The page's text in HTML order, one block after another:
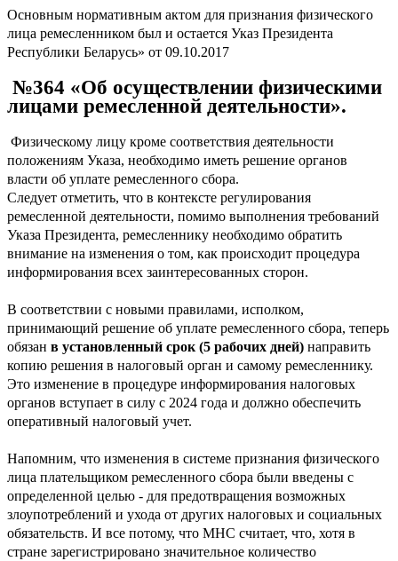
Основным нормативным актом для признания физического
лица ремесленником был и остается Указ Президента
Республики Беларусь» от 09.10.2017
№364 «Об осуществлении физическими
лицами ремесленной деятельности».
Физическому лицу кроме соответствия деятельности
положениям Указа, необходимо иметь решение органов
власти об уплате ремесленного сбора.
Следует отметить, что в контексте регулирования
ремесленной деятельности, помимо выполнения требований
Указа Президента, ремесленнику необходимо обратить
внимание на изменения о том, как происходит процедура
информирования всех заинтересованных сторон.
В соответствии с новыми правилами, исполком,
принимающий решение об уплате ремесленного сбора, теперь
обязан в установленный срок (5 рабочих дней) направить
копию решения в налоговый орган и самому ремесленнику.
Это изменение в процедуре информирования налоговых
органов вступает в силу с 2024 года и должно обеспечить
оперативный налоговый учет.
Напомним, что изменения в системе признания физического
лица плательщиком ремесленного сбора были введены с
определенной целью - для предотвращения возможных
злоупотреблений и ухода от других налоговых и социальных
обязательств. И все потому, что МНС считает, что, хотя в
стране зарегистрировано значительное количество